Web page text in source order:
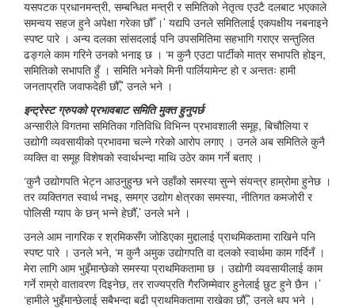
यसपटक प्रधानमन्त्री, सम्बन्धित मन्त्री र समितिको नेतृत्व एउटै दलबाट भएकाले
समन्वय सहज हुने अपेक्षा गरेका छौँ ।’ यद्यपि उनले समितिलाई एकपक्षीय नबनाइने
स्पष्ट पारे । अन्य दलका सांसदलाई पनि उपसमितिमा सहभागि गराएर सन्तुलित
ढङ्गले काम गरिने उनको भनाइ छ । ‘म कुनै एउटा पार्टीको मात्र सभापति होइन,
समितिको सभापति हुँ । समिति भनेको मिनी पार्लियामेन्ट हो र अन्ततः हामी
जनताप्रति जवाफदेही छौँ,’ उनले भने ।
इन्ट्रेस्ट ग्रुपको प्रभावबाट समिति मुक्त हुनुपर्छ
अन्सारीले विगतमा समितिका गतिविधि विभिन्न प्रभावशाली समूह, बिचौलिया र
उद्योगी व्यवसायीको प्रभावमा चल्ने गरेको आरोप लगाए । उनले अब समितिले कुनै
व्यक्ति वा समूह विशेषको स्वार्थभन्दा माथि उठेर काम गर्ने बताए ।
‘कुनै उद्योगपति भेट्न आउनुहुन्छ भने उहाँको समस्या सुन्ने संयन्त्र हाम्रोमा हुनेछ ।
तर व्यक्तिगत स्वार्थ नभइ, समग्र उद्योग क्षेत्रका समस्या, नीतिगत कमजोरी र
पोलिसी ग्याप के छन् भन्ने हेर्छौँ,’ उनले भने ।
उनले आम नागरिक र श्रमिकसँग जोडिएका मुद्दालाई प्राथमिकतामा राखिने पनि
स्पष्ट पारे । उनले भने, ‘म कुनै अमुक उद्योगपति वा दलको स्वार्थमा काम गर्दिनँ ।
मेरा लागि आम भुइँमान्छेको समस्या प्राथमिकतामा छ । उद्योगी व्यवसायीलाई काम
गर्ने राम्रो वातावरण दिइनेछ, तर राज्यप्रति गैरजिम्मेवार हुनेलाई छुट हुने छैन ।’
‘हामीले भुइँमान्छेलाई सबैभन्दा बढी प्राथमिकतामा राखेका छौँ,’ उनले थप भने ।